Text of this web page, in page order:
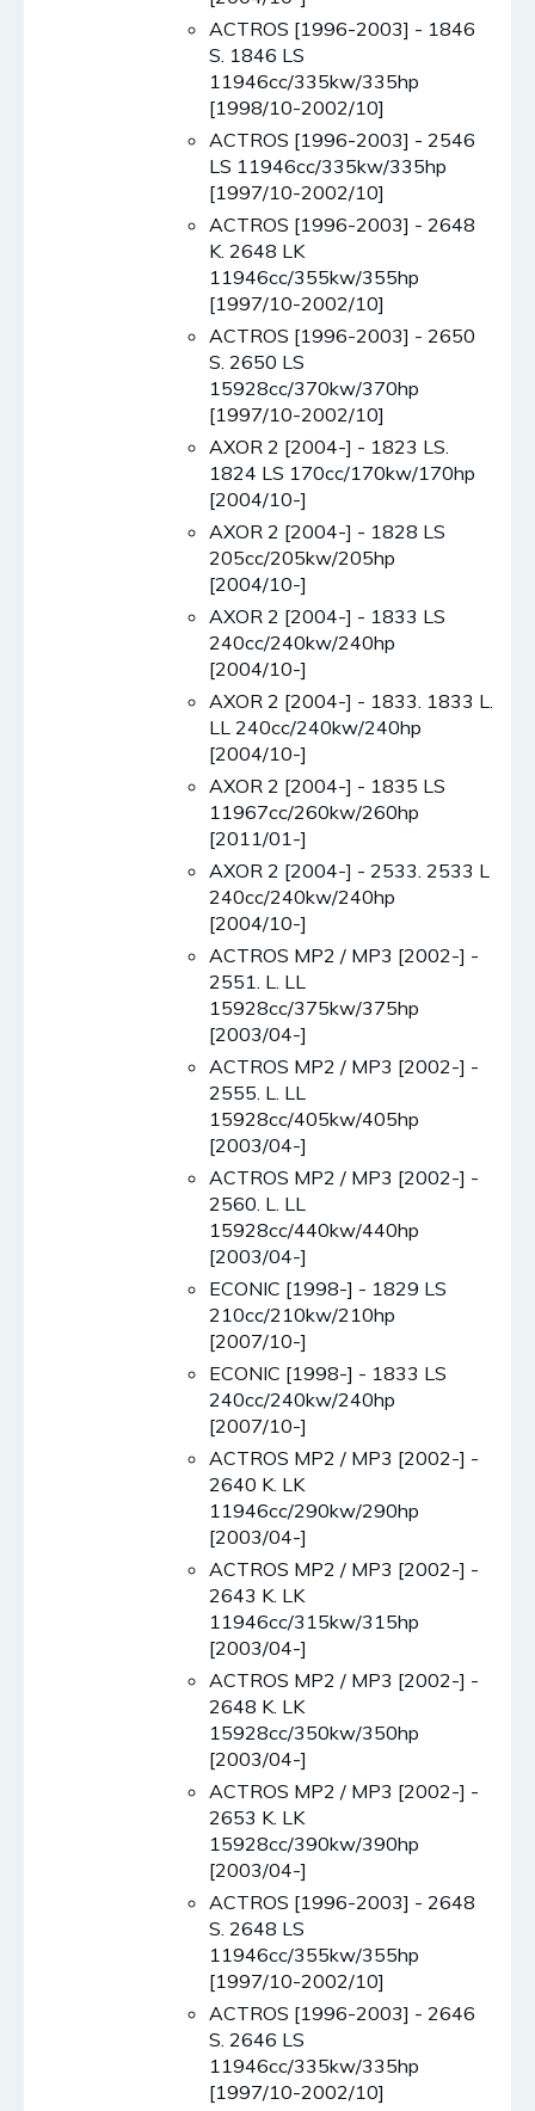
ACTROS [1996-2003] - 1846
S. 1846 LS
11946cc/335kw/335hp
[1998/10-2002/10]
ACTROS [1996-2003] - 2546
LS 11946cc/335kw/335hp
[1997/10-2002/10]
ACTROS [1996-2003] - 2648
K. 2648 LK
11946cc/355kw/355hp
[1997/10-2002/10]
ACTROS [1996-2003] - 2650
S. 2650 LS
15928cc/370kw/370hp
[1997/10-2002/10]
AXOR 2 [2004-] - 1823 LS.
1824 LS 170cc/170kw/170hp
[2004/10-]
AXOR 2 [2004-] - 1828 LS
205cc/205kw/205hp
[2004/10-]
AXOR 2 [2004-] - 1833 LS
240cc/240kw/240hp
[2004/10-]
AXOR 2 [2004-] - 1833. 1833 L.
LL 240cc/240kw/240hp
[2004/10-]
AXOR 2 [2004-] - 1835 LS
11967cc/260kw/260hp
[2011/01-]
AXOR 2 [2004-] - 2533. 2533 L
240cc/240kw/240hp
[2004/10-]
ACTROS MP2 / MP3 [2002-] -
2551. L. LL
15928cc/375kw/375hp
[2003/04-]
ACTROS MP2 / MP3 [2002-] -
2555. L. LL
15928cc/405kw/405hp
[2003/04-]
ACTROS MP2 / MP3 [2002-] -
2560. L. LL
15928cc/440kw/440hp
[2003/04-]
ECONIC [1998-] - 1829 LS
210cc/210kw/210hp
[2007/10-]
ECONIC [1998-] - 1833 LS
240cc/240kw/240hp
[2007/10-]
ACTROS MP2 / MP3 [2002-] -
2640 K. LK
11946cc/290kw/290hp
[2003/04-]
ACTROS MP2 / MP3 [2002-] -
2643 K. LK
11946cc/315kw/315hp
[2003/04-]
ACTROS MP2 / MP3 [2002-] -
2648 K. LK
15928cc/350kw/350hp
[2003/04-]
ACTROS MP2 / MP3 [2002-] -
2653 K. LK
15928cc/390kw/390hp
[2003/04-]
ACTROS [1996-2003] - 2648
S. 2648 LS
11946cc/355kw/355hp
[1997/10-2002/10]
ACTROS [1996-2003] - 2646
S. 2646 LS
11946cc/335kw/335hp
[1997/10-2002/10]